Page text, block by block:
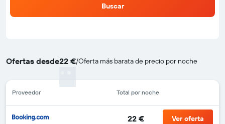
Buscar
Ofertas desde22 €/Oferta más barata de precio por noche
Proveedor Total por noche
22 € Ver oferta